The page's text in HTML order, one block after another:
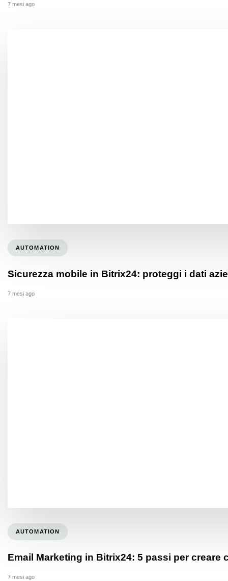
7 mesi ago
AUTOMATION
Sicurezza mobile in Bitrix24: proteggi i dati
7 mesi ago
AUTOMATION
Email Marketing in Bitrix24: 5 passi per creare
7 mesi ago